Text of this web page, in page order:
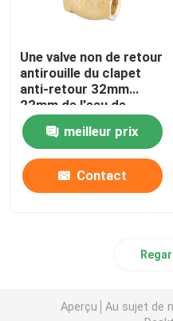
Une valve non de retour
antirouille du clapet
anti-retour 32mm
22mm de l'eau de
manière
meilleur prix
Contact
Aperçu Au sujet de